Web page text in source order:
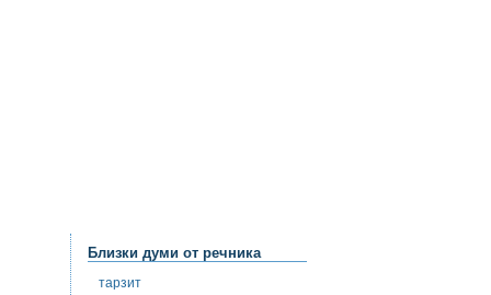
Близки думи от речника
тарзит